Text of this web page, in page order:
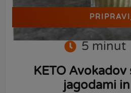
PRIPRAVI
5 minut
KETO
jagodami